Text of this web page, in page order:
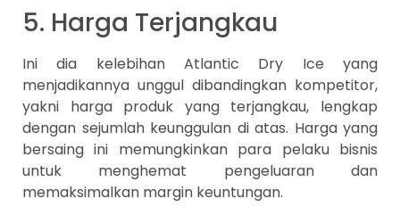
5. Harga Terjangkau
Ini dia kelebihan Atlantic Dry Ice yang
menjadikannya unggul dibandingkan kompetitor,
yakni harga produk yang terjangkau, lengkap
dengan sejumlah keunggulan di atas. Harga yang
bersaing ini memungkinkan para pelaku bisnis
untuk menghemat pengeluaran dan
memaksimalkan margin keuntungan.